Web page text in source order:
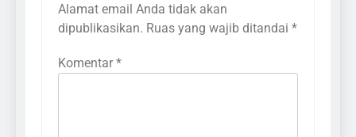
Alamat email Anda tidak akan
dipublikasikan. Ruas yang wajib ditandai *
Komentar *